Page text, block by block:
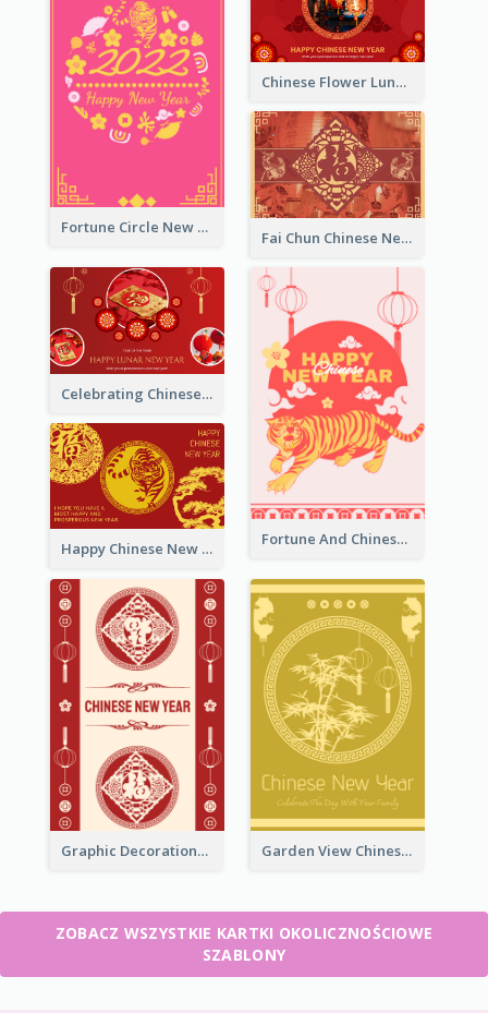
Fortune Circle New Year Greeting Card
Chinese Flower Lunar New Year Greeting Card
Fai Chun Chinese New Year Greeting Card
Celebrating Chinese New Year Greeting Card
Fortune And Chinese New Year Greeting Card
Happy Chinese New Year Greeting Card With Circle illustrations
Graphic Decorations Chinese New Year Greeting Card Garden View Chinese New Year Greeting Card
ZOBACZ WSZYSTKIE KARTKI OKOLICZNOŚCIOWE
SZABLONY